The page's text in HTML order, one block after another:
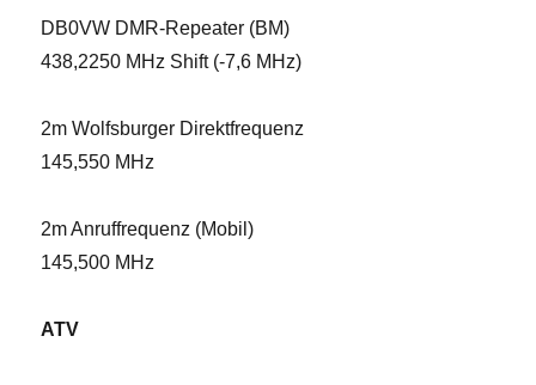
DB0VW DMR-Repeater (BM)
438,2250 MHz Shift (-7,6 MHz)
2m Wolfsburger Direktfrequenz
145,550 MHz
2m Anruffrequenz (Mobil)
145,500 MHz
ATV